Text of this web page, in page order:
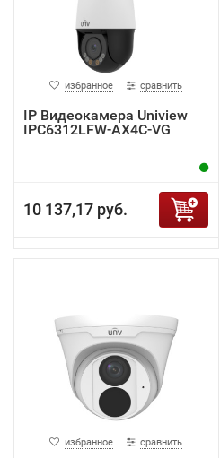
избранное сравнить
IP Видеокамера Uniview
IPC6312LFW-AX4C-VG
10 137,17 руб.
избранное сравнить